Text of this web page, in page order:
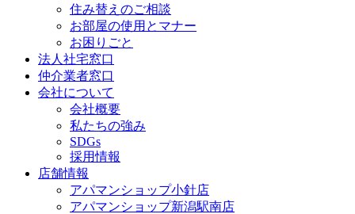
住み替えのご相談
お部屋の使用とマナー
お困りごと
法人社宅窓口
仲介業者窓口
会社について
会社概要
私たちの強み
SDGs
採用情報
店舗情報
アパマンショップ小針店
アパマンショップ新潟駅南店